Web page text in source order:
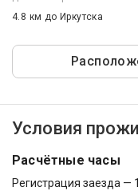
4.8 км до Иркутска
Условия
Расчётные часы
Регистрация заезда —